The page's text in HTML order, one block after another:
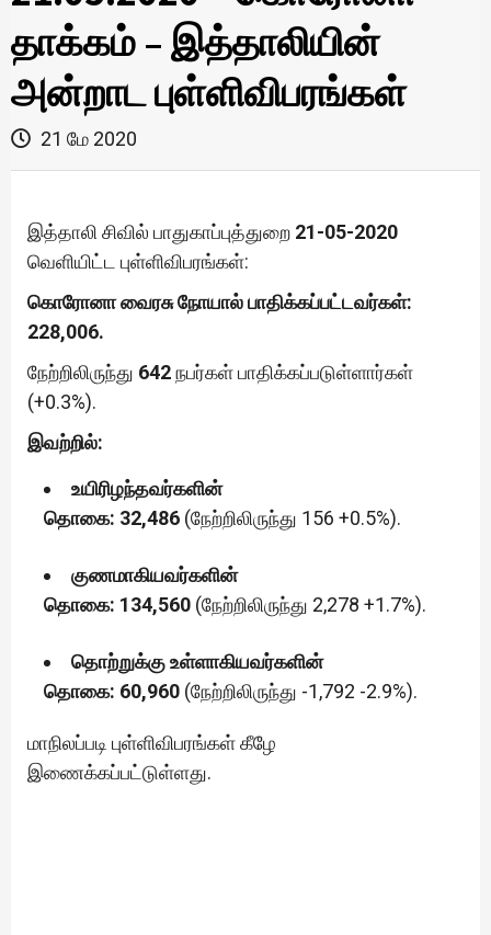
தாக்கம் – இத்தாலியின்
அன்றாட புள்ளிவிபரங்கள்
21 மே 2020
இத்தாலி சிவில் பாதுகாப்புத்துறை 21-05-2020
வெளியிட்ட புள்ளிவிபரங்கள்:
கொரோனா வைரசு நோயால் பாதிக்கப்பட்டவர்கள்:
228,006.
நேற்றிலிருந்து 642நபர்கள் பாதிக்கப்படுள்ளார்கள்
(+0.3%).
இவற்றில்:
உயிரிழந்தவர்களின்
தொகை: 32,486 (நேற்றிலிருந்து 156 +0.5%).
குணமாகியவர்களின்
தொகை: 134,560 (நேற்றிலிருந்து 2,278 +1.7%).
தொற்றுக்கு உள்ளாகியவர்களின்
தொகை: 60,960 (நேற்றிலிருந்து -1,792 -2.9%).
மாநிலப்படி புள்ளிவிபரங்கள் கீழே
இணைக்கப்பட்டுள்ளது.